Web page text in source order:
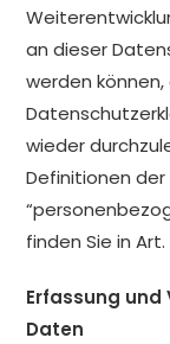
an dieser
werden
wieder
Definitionen
finden Sie in Art.
Erfassung
Daten